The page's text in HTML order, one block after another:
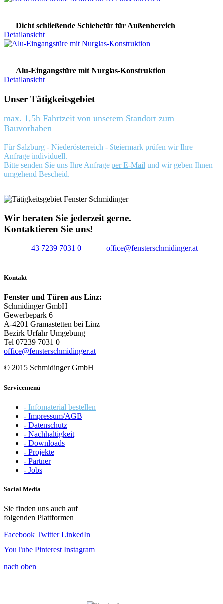
Dicht schließende Schiebetür für Außenbereich
Detailansicht
Alu-Eingangstüre mit Nurglas-Konstruktion
Detailansicht
Unser Tätigkeitsgebiet
max. 1,5h Fahrtzeit von unserem Standort zum
Bauvorhaben
Für Salzburg - Niederösterreich - Steiermark prüfen wir Ihre
Anfrage individuell.
Bitte senden Sie uns Ihre Anfrage per E-Mail und wir geben Ihnen
umgehend Bescheid.
Wir beraten Sie jederzeit gerne.
Kontaktieren Sie uns!
+43 7239 7031 0 office@fensterschmidinger.at
Kontakt
Fenster und Türen aus Linz:
Schmidinger GmbH
Gewerbepark 6
A-4201 Gramastetten bei Linz
Bezirk Urfahr Umgebung
Tel 07239 7031 0
office@fensterschmidinger.at
© 2015 Schmidinger GmbH
Servicemenü
- Infomaterial bestellen
- Impressum/AGB
- Datenschutz
- Nachhaltigkeit
- Downloads
- Projekte
- Partner
- Jobs
Social Media
Sie finden uns auch auf
folgenden Plattformen
Facebook Twitter LinkedIn
YouTube Pinterest Instagram
nach oben